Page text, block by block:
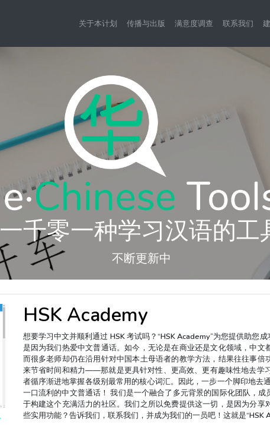
关于本计划 传播与出版 满意度调查 联系我们
一千零一种学习汉语的工
不断更新中
HSK Academy
想要学习中文并顺利通过 HSK 考试吗？“HSK Academy”为您提供助您
是因为我们热爱中文普通话。如今，无论是在商业还是文化领域，中
而很多老师却仍在沿用针对中国本土母语者的教学方法，结果往往事
来节省时间和精力——那就是更具针对性、更高效、更有趣味性地去学
者循序渐进地掌握各级别最常用的核心词汇。因此，一步一个脚印地
一口流利的中文普通话！ 我们是一个融合了多元背景的国际化团队，
于构建这个充满活力的社区。我们之所以免费提供这一切，是因为分
些实用功能？告诉我们，联系我们，并成为我们的一员吧！这就是“HSK